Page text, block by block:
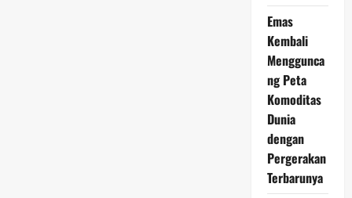
Emas
Kembali
Menggunca
ng Peta
Komoditas
Dunia
dengan
Pergerakan
Terbarunya